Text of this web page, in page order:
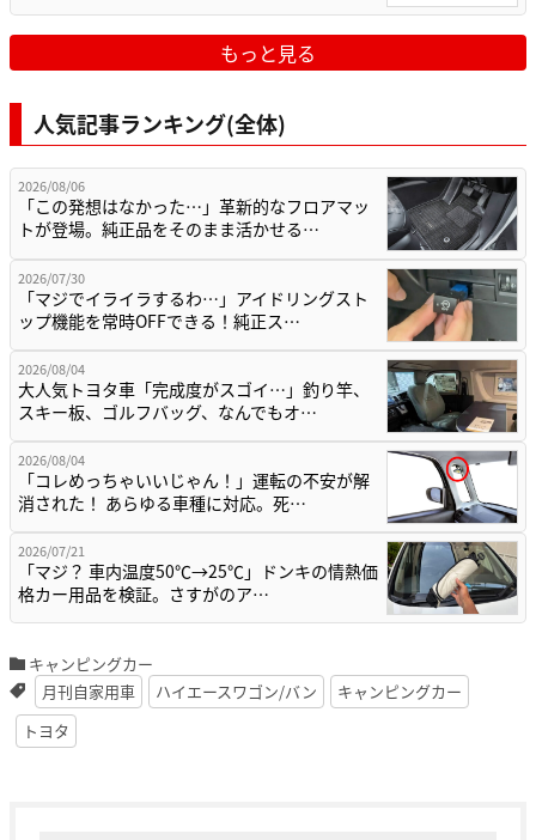
もっと見る
人気記事ランキング(全体)
2026/08/06
「この発想はなかった…」革新的なフロアマッ
トが登場。純正品をそのまま活かせる…
2026/07/30
「マジでイライラするわ…」アイドリングスト
ップ機能を常時OFFできる！純正ス…
2026/08/04
大人気トヨタ車「完成度がスゴイ…」釣り竿、
スキー板、ゴルフバッグ、なんでもオ…
2026/08/04
「コレめっちゃいいじゃん！」運転の不安が解
消された！ あらゆる車種に対応。死…
2026/07/21
「マジ？ 車内温度50℃→25℃」ドンキの情熱価
格カー用品を検証。さすがのア…
キャンピングカー
月刊自家用車
ハイエースワゴン/バン
キャンピングカー
トヨタ